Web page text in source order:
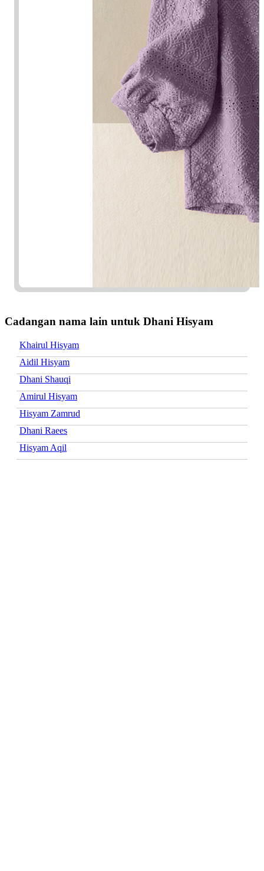
Cadangan nama lain untuk Dhani Hisyam
Khairul Hisyam
Aidil Hisyam
Dhani Shauqi
Amirul Hisyam
Hisyam Zamrud
Dhani Raees
Hisyam Aqil